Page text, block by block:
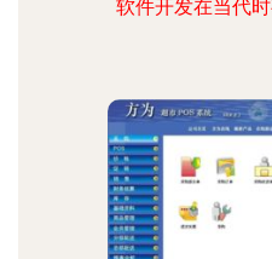
软件开发在当代